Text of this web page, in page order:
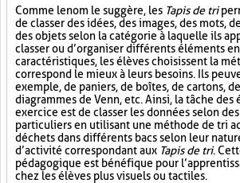
Comme le nom le suggère, les Tapis de tri
de classer des idées, des images, des mots,
des objets selon la catégorie à laquelle ils
classer ou d’organiser différents éléments
caractéristiques, les élèves choisissent la
correspond le mieux à leurs besoins. Ils
exemple, de paniers, de boîtes, de cartons,
diagrammes de Venn, etc. Ainsi, la tâche des
exercice est de classer les données selon
particuliers en utilisant une méthode de tri
déchets dans différents bacs selon leur
d’activité correspondant aux Tapis de tri.
pédagogique est bénéfique pour
chez les élèves plus visuels ou tactiles.